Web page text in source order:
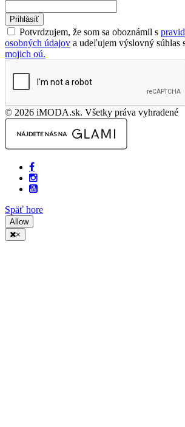
Prihlásiť
Potvrdzujem, že som sa oboznámil s
osobných údajov a udeľujem výslovný súhlas
mojich oú.
© 2026 iMODA.sk. Všetky práva vyhradené
Späť hore
Allow
×